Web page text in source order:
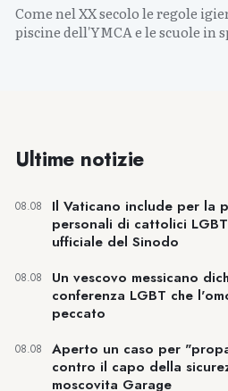
Come nel XX secolo le regole
piscine dell'YMCA e le scuole in
Ultime notizie
08.08
Il Vaticano include per la
personali di cattolici
ufficiale del Sinodo
08.08
Un vescovo messicano
conferenza LGBT che
peccato
08.08
Aperto un caso per
contro il capo della
moscovita Garage